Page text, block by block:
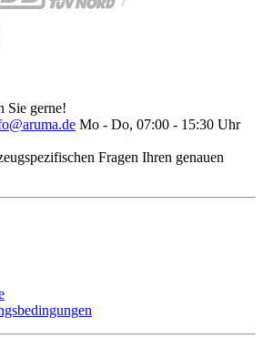
Sie gerne!
Mo - Do, 07:00 - 15:30 Uhr
Fragen Ihren genauen